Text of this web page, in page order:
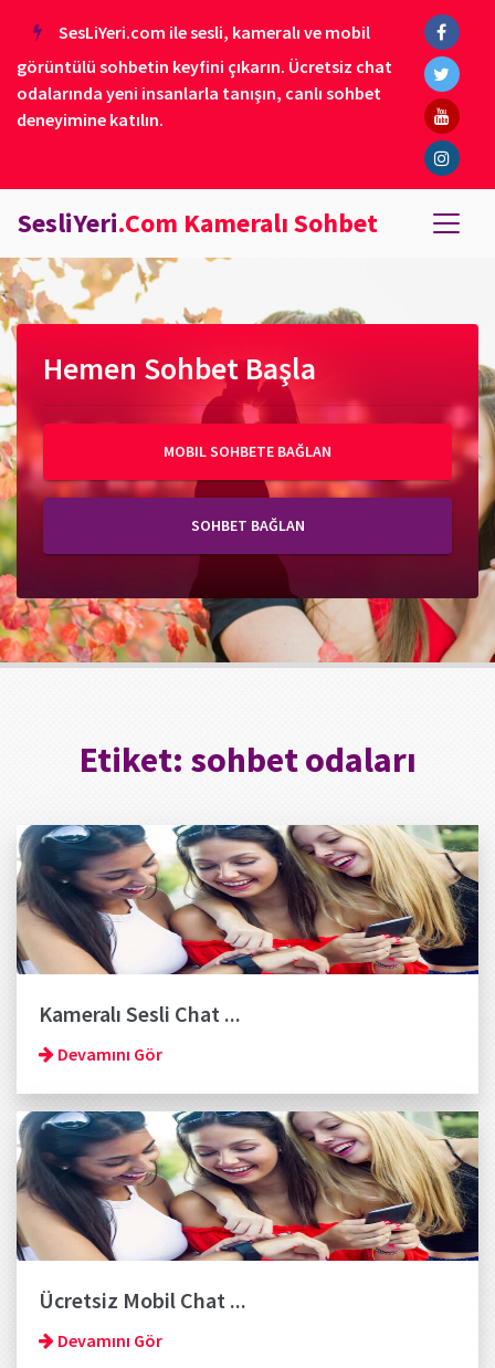
SesLiYeri.com ile sesli, kameralı ve mobil
görüntülü sohbetin keyfini çıkarın. Ücretsiz chat
odalarında yeni insanlarla tanışın, canlı sohbet
deneyimine katılın.
SesliYeri.Com Kameralı Sohbet
Hemen Sohbet Başla
MOBIL SOHBETE BAĞLAN
SOHBET BAĞLAN
Etiket: sohbet odaları
Kameralı Sesli Chat ...
Devamını Gör
Ücretsiz Mobil Chat ...
Devamını Gör